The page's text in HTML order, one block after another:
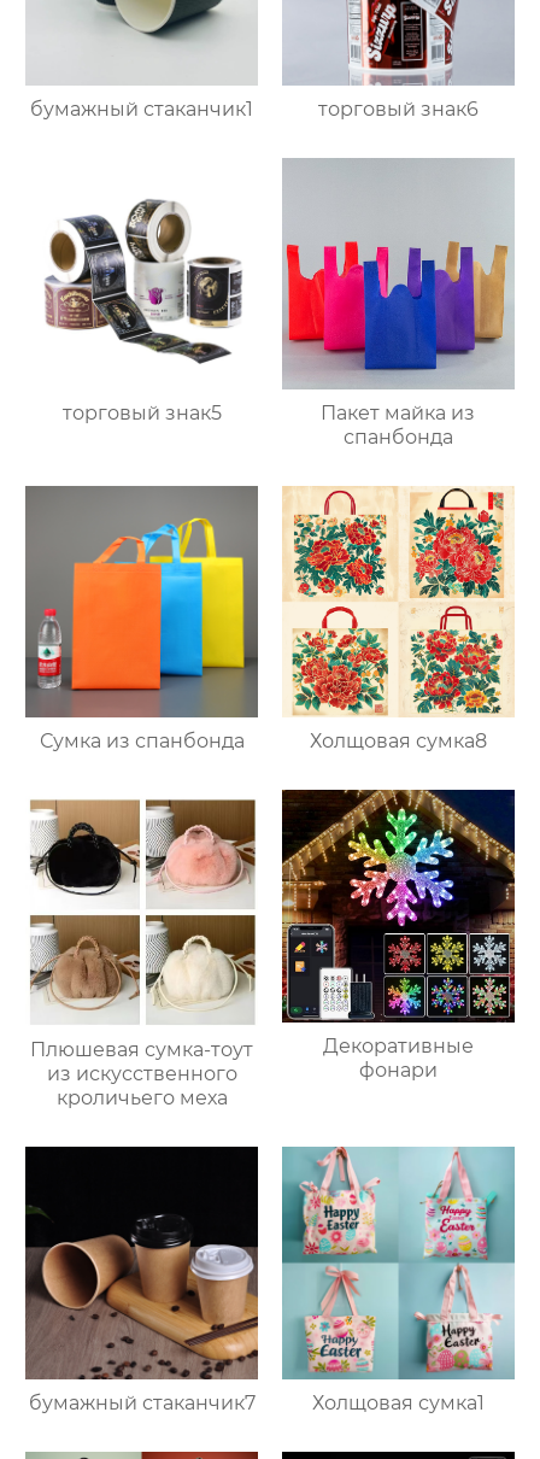
бумажный стаканчик1 торговый знак6
торговый знак5
Пакет майка из
спанбонда
Сумка из спанбонда Холщовая сумка8
Плюшевая сумка-тоут
из искусственного
кроличьего меха
Декоративные
фонари
бумажный стаканчик7 Холщовая сумка1